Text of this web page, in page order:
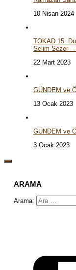
10 Nisan 2024
TOKAD 15.
Selim Sezer –
22 Mart 2023
GÜNDEM ve
13 Ocak 2023
GÜNDEM ve
3 Ocak 2023
ARAMA
Arama: